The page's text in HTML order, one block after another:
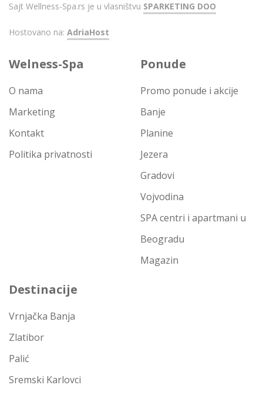
Sajt Wellness-Spa.rs je u vlasništvu SPARKETING DOO
Hostovano na: AdriaHost
Welness-Spa
O nama
Marketing
Kontakt
Politika privatnosti
Ponude
Promo ponude i akcije
Banje
Planine
Jezera
Gradovi
Vojvodina
SPA centri i apartmani u
Beogradu
Magazin
Destinacije
Vrnjačka Banja
Zlatibor
Palić
Sremski Karlovci